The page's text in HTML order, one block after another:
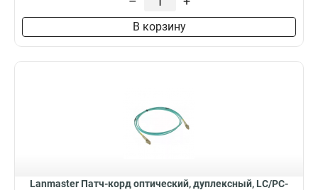
В корзину
Lanmaster Патч-корд оптический, дуплексный, LC/PC-